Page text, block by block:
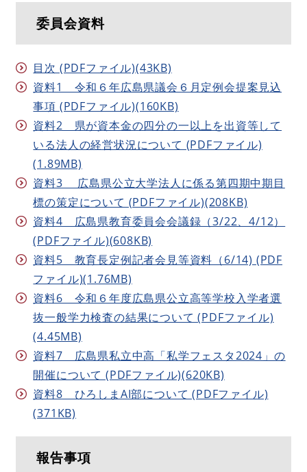
委員会資料
目次 (PDFファイル)(43KB)
資料1 令和６年広島県議会６月定例会提案見込
事項 (PDFファイル)(160KB)
資料2 県が資本金の四分の一以上を出資等して
いる法人の経営状況について (PDFファイル)
(1.89MB)
資料3 広島県公立大学法人に係る第四期中期目
標の策定について (PDFファイル)(208KB)
資料4 広島県教育委員会会議録（3/22、4/12）
(PDFファイル)(608KB)
資料5 教育長定例記者会見等資料（6/14) (PDF
ファイル)(1.76MB)
資料6 令和６年度広島県公立高等学校入学者選
抜一般学力検査の結果について (PDFファイル)
(4.45MB)
資料7 広島県私立中高「私学フェスタ2024」の
開催について (PDFファイル)(620KB)
資料8 ひろしまAI部について (PDFファイル)
(371KB)
報告事項